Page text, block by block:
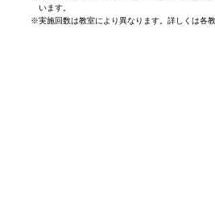
います。
※実施回数は教室により異なります。詳しくは各